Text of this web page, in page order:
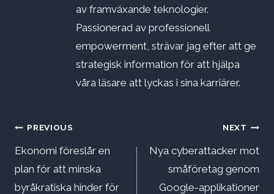
av framväxande teknologier.
Passionerad av professionell
empowerment, strävar jag efter att ge
strategisk information för att hjälpa
våra läsare att lyckas i sina karriärer.
Inläggsnavigering
PREVIOUS
Ekonomi föreslår en
plan för att minska
byråkratiska hinder för
NEXT
Nya cyberattacker mot
småföretag genom
Google-applikationer